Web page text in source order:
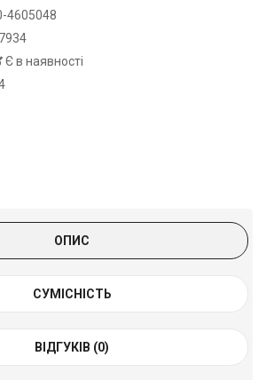
4605048
Є в наявності
ОПИС
СУМІСНІСТЬ
ВІДГУКІВ (0)